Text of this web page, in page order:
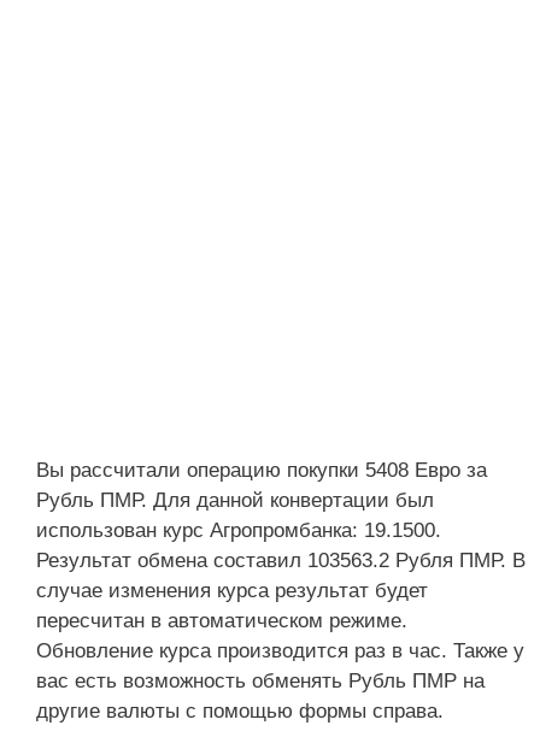
Вы рассчитали операцию покупки 5408 Евро за
Рубль ПМР. Для данной конвертации был
использован курс Агропромбанка: 19.1500.
Результат обмена составил 103563.2 Рубля ПМР. В
случае изменения курса результат будет
пересчитан в автоматическом режиме.
Обновление курса производится раз в час. Также у
вас есть возможность обменять Рубль ПМР на
другие валюты с помощью формы справа.